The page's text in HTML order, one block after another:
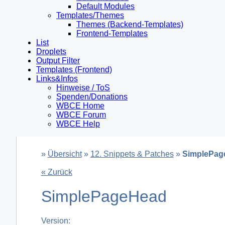
Default Modules
Templates/Themes
Themes (Backend-Templates)
Frontend-Templates
List
Droplets
Output Filter
Templates (Frontend)
Links&Infos
Hinweise / ToS
Spenden/Donations
WBCE Home
WBCE Forum
WBCE Help
» Übersicht» 12. Snippets & Patches»
« Zurück
SimplePageHead
Version: